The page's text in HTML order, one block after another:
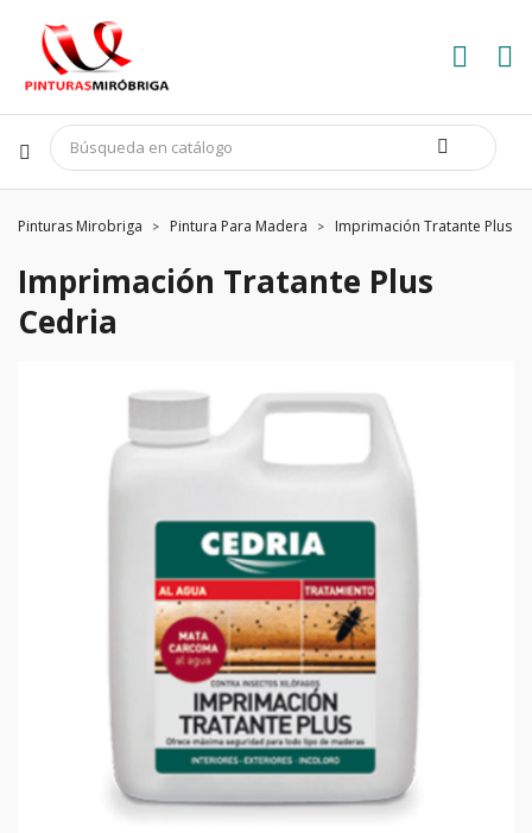
Pinturas Mirobriga Pintura Para Madera Imprimación Tratante Plus
Imprimación Tratante Plus
Cedria